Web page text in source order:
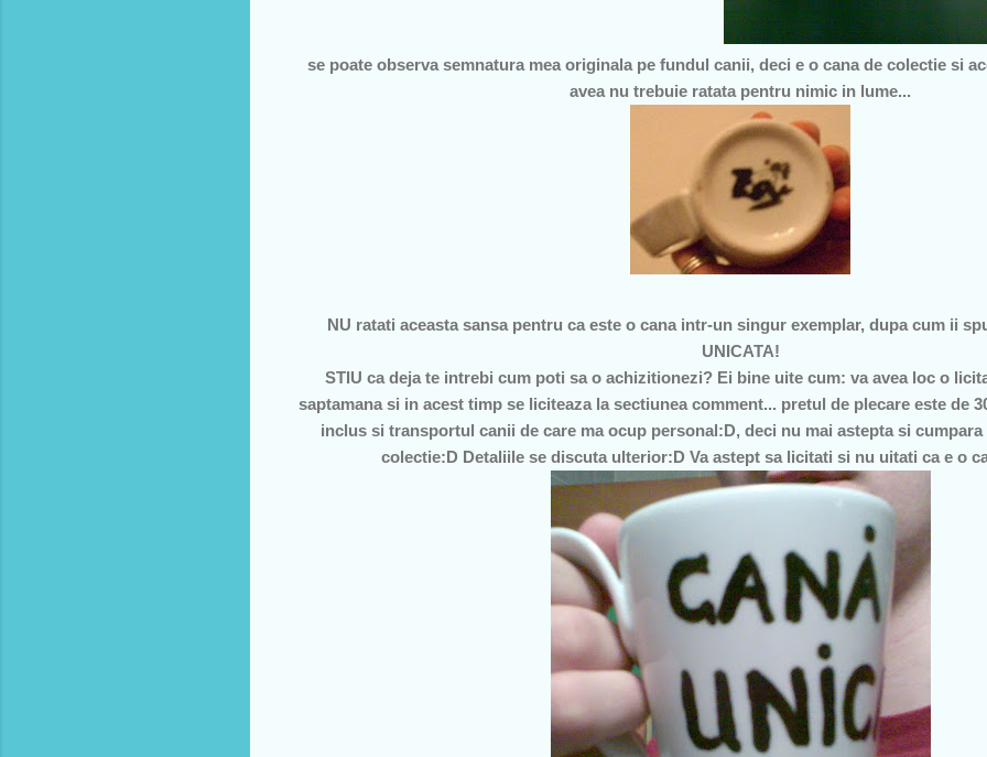
se poate observa semnatura mea originala pe fundul canii, deci e o cana de colectie si
avea nu trebuie ratata pentru nimic in lume...
NU ratati aceasta sansa pentru ca este o cana intr-un singur exemplar, dupa cum ii
UNICATA!
STIU ca deja te intrebi cum poti sa o achizitionezi? Ei bine uite cum: va avea loc o
saptamana si in acest timp se liciteaza la sectiunea comment... pretul de plecare este de
inclus si transportul canii de care ma ocup personal:D, deci nu mai astepta si cumpara
colectie:D Detaliile se discuta ulterior:D Va astept sa licitati si nu uitati ca e o